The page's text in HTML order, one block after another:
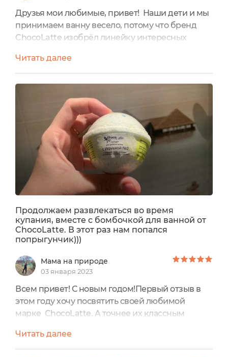
Друзья мои любимые, привет! Наши дети и мы
принимаем ванну весело, потому что бренд
ChocoLatte изобрёл линейку интересных
сразу беру несколько. Ребёнку очень нравится
купаться с таким забавным и полезным
средством.Сегодня расскажу прогейзер
(бурлящий шарик) для ванн С ИГРУШКОЙ №2 с
морской солью, маслами и экстрактами. «Ванна
с бурлящим шаром — отличное...
Читать далее
Продолжаем развлекаться во время
купания, вместе с бомбочкой для ванной от
ChocoLatte. В этот раз нам попался
попрыгунчик)))
Мама на природе
03 января 2023
Всем привет! С новым годом!Первый отзыв в
этом году хочу посвятить своей любимой
марке ChocoLatte. А точнее их классным
(и не только). Мы уже давно купаемся вместе с
ними и у нас собралась такая уже приличная
Читать далее